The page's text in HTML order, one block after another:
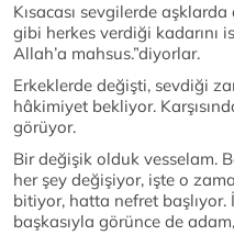
Kısacası sevgilerde
gibi herkes verdiği kadarını
Allah’a mahsus.”diyorlar.
Erkeklerde değişti, sevdiği
hâkimiyet bekliyor.
görüyor.
Bir değişik olduk vesselam.
her şey değişiyor, işte o
bitiyor, hatta nefret
başkasıyla görünce de